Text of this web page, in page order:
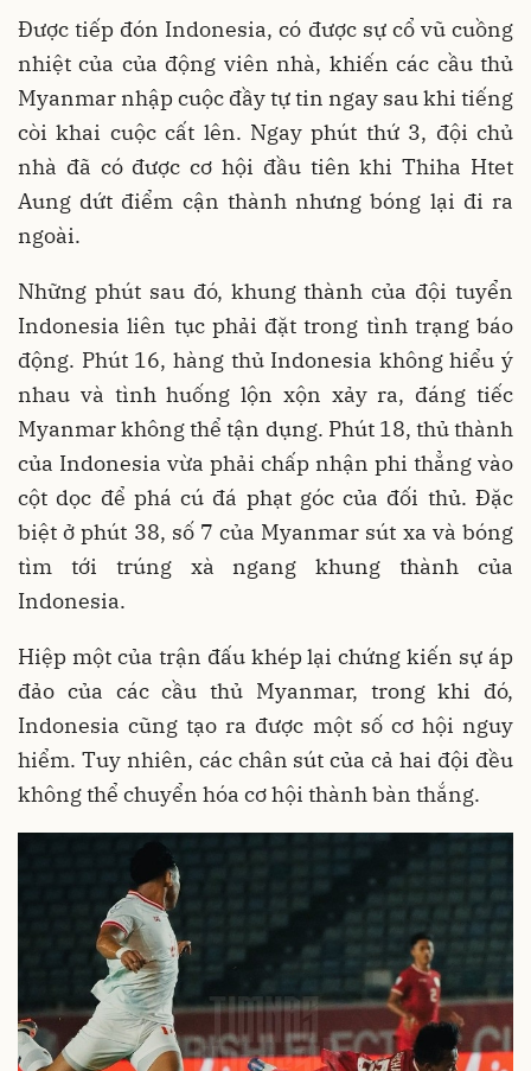
Được tiếp đón Indonesia, có được sự cổ vũ cuồng
nhiệt của của động viên nhà, khiến các cầu thủ
Myanmar nhập cuộc đầy tự tin ngay sau khi tiếng
còi khai cuộc cất lên. Ngay phút thứ 3, đội chủ
nhà đã có được cơ hội đầu tiên khi Thiha Htet
Aung dứt điểm cận thành nhưng bóng lại đi ra
ngoài.
Những phút sau đó, khung thành của đội tuyển
Indonesia liên tục phải đặt trong tình trạng báo
động. Phút 16, hàng thủ Indonesia không hiểu ý
nhau và tình huống lộn xộn xảy ra, đáng tiếc
Myanmar không thể tận dụng. Phút 18, thủ thành
của Indonesia vừa phải chấp nhận phi thẳng vào
cột dọc để phá cú đá phạt góc của đối thủ. Đặc
biệt ở phút 38, số 7 của Myanmar sút xa và bóng
tìm tới trúng xà ngang khung thành của
Indonesia.
Hiệp một của trận đấu khép lại chứng kiến sự áp
đảo của các cầu thủ Myanmar, trong khi đó,
Indonesia cũng tạo ra được một số cơ hội nguy
hiểm. Tuy nhiên, các chân sút của cả hai đội đều
không thể chuyển hóa cơ hội thành bàn thắng.